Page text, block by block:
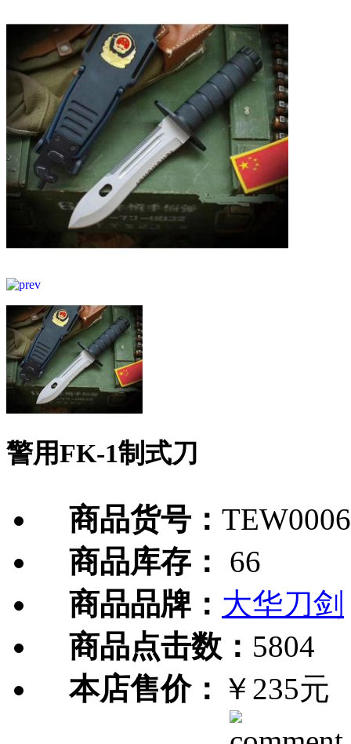
警用FK-1制式刀
商品货号：
商品库存：
66
商品品牌： 大华刀剑
商品点击数： 5804
本店售价： ￥235元